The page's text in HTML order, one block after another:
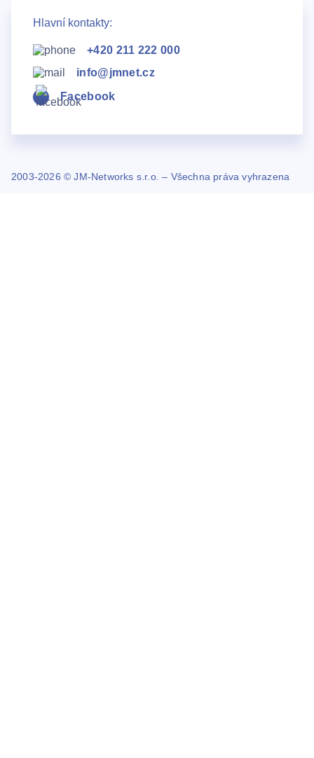
Hlavní kontakty:
+420 211 222 000
info@jmnet.cz
Facebook
2003-2026 © JM-Networks s.r.o. – Všechna práva vyhrazena